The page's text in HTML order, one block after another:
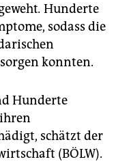
. Hunderte
sodass die
konnten.
Hunderte
schätzt der
(BÖLW).